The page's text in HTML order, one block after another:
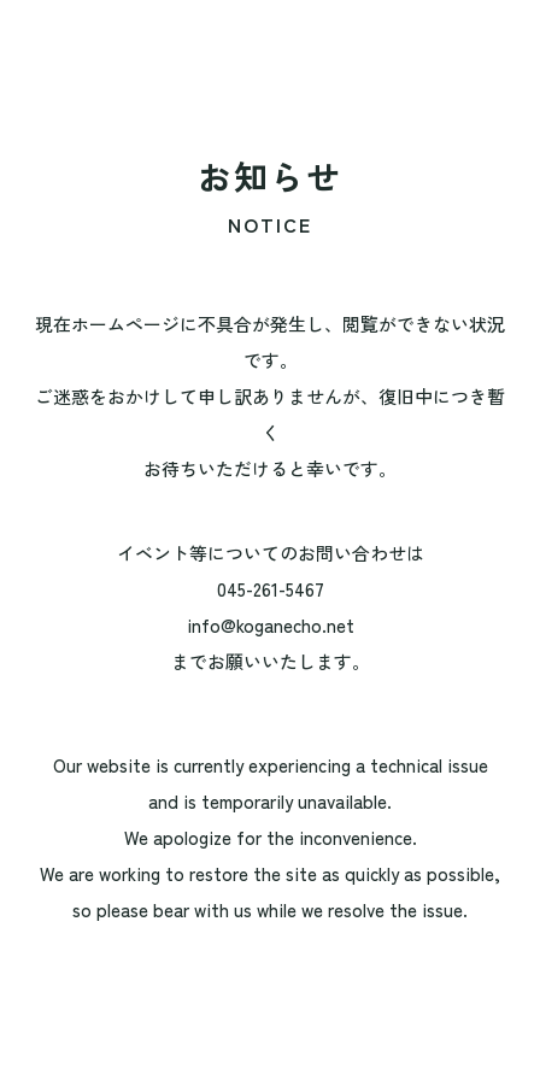
お知らせ
NOTICE
現在ホームページに不具合が発生し、閲覧ができない状況
です。
ご迷惑をおかけして申し訳ありませんが、復旧中につき暫
く
お待ちいただけると幸いです。
イベント等についてのお問い合わせは
045-261-5467
info@koganecho.net
までお願いいたします。
Our website is currently experiencing a technical issue
and is temporarily unavailable.
We apologize for the inconvenience.
We are working to restore the site as quickly as possible,
so please bear with us while we resolve the issue.